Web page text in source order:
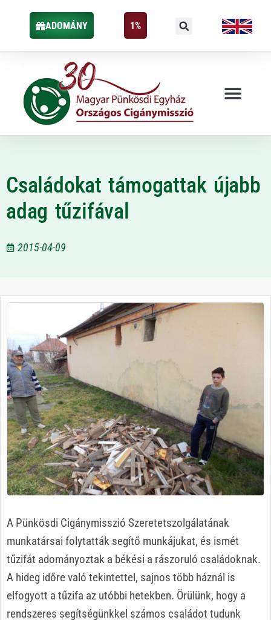
ADOMÁNY 1%
Családokat támogattak újabb
adag tűzifával
2015-04-09
A Pünkösdi Cigánymisszió Szeretetszolgálatának
munkatársai folytatták segítő munkájukat, és ismét
tűzifát adományoztak a békési a rászoruló családoknak.
A hideg időre való tekintettel, sajnos több háznál is
elfogyott a tűzifa az utóbbi hetekben. Örülünk, hogy a
rendszeres segítségünkkel számos családot tudunk